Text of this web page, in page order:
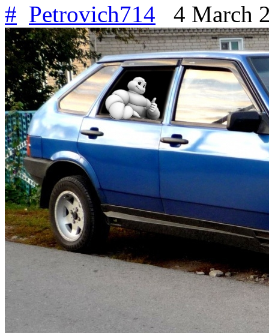
# Petrovich714 4 March